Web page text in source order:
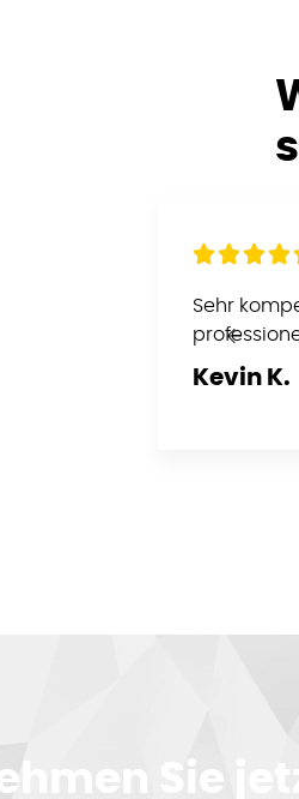
Sehr
Kevin K.​
Sie